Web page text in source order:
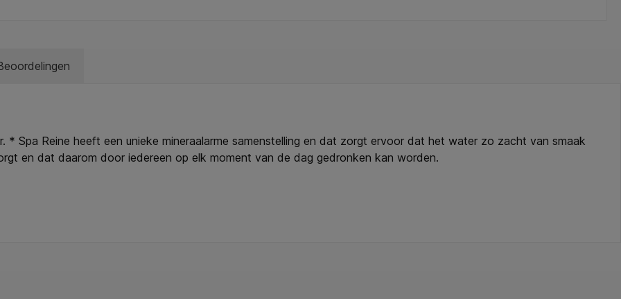
* Spa Reine heeft een unieke mineraalarme samenstelling en dat zorgt ervoor dat het water zo zacht van smaak
en dat daarom door iedereen op elk moment van de dag gedronken kan worden.